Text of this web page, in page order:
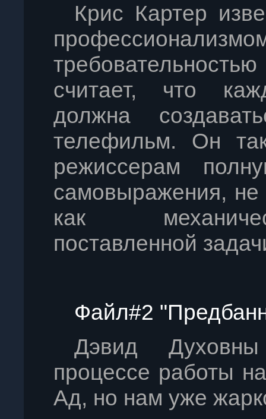
Крис Картер
считает, что
должна
телефильм. Он
режиссерам
самовыражения, не
как
поставленной
Файл#2
Дэвид
процессе работы
Ад, но нам уже